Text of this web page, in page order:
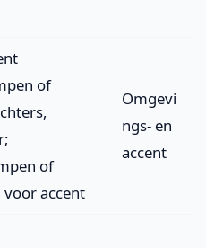
of
of
voor accent
Omgevi
ngs- en
accent